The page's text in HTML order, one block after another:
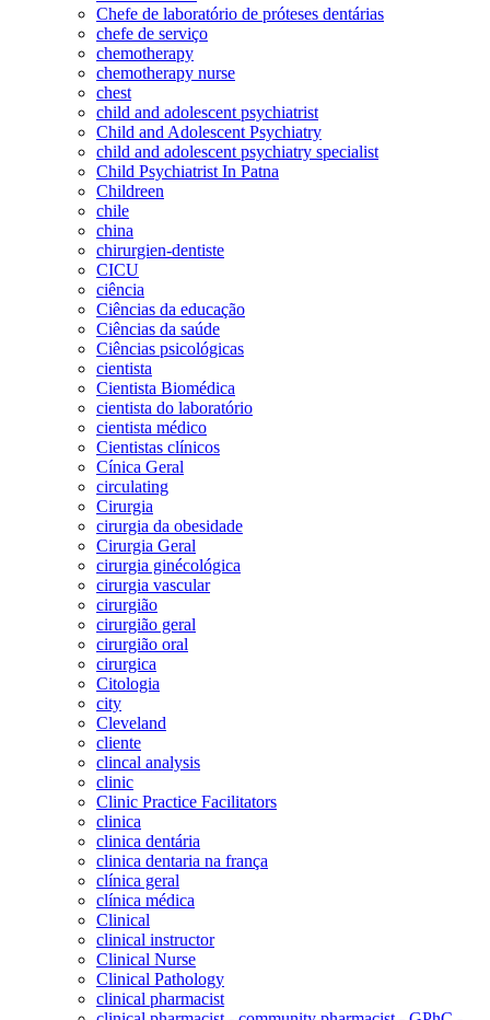
Chefe de laboratório de próteses dentárias
chefe de serviço
chemotherapy
chemotherapy nurse
chest
child and adolescent psychiatrist
Child and Adolescent Psychiatry
child and adolescent psychiatry specialist
Child Psychiatrist In Patna
Childreen
chile
china
chirurgien-dentiste
CICU
ciência
Ciências da educação
Ciências da saúde
Ciências psicológicas
cientista
Cientista Biomédica
cientista do laboratório
cientista médico
Cientistas clínicos
Cínica Geral
circulating
Cirurgia
cirurgia da obesidade
Cirurgia Geral
cirurgia ginécológica
cirurgia vascular
cirurgião
cirurgião geral
cirurgião oral
cirurgica
Citologia
city
Cleveland
cliente
clincal analysis
clinic
Clinic Practice Facilitators
clinica
clinica dentária
clinica dentaria na frança
clínica geral
clínica médica
Clinical
clinical instructor
Clinical Nurse
Clinical Pathology
clinical pharmacist